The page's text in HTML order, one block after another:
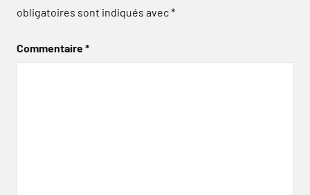
obligatoires sont indiqués avec*
Commentaire*